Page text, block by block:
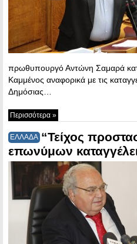
πρωθυπουργό Αντώνη Σαμαρά
Καμμένος αναφορικά με τις
Δημόσιας…
Περισσότερα »
ΕΛΛΑΔΑ “Τείχος
επωνύμων